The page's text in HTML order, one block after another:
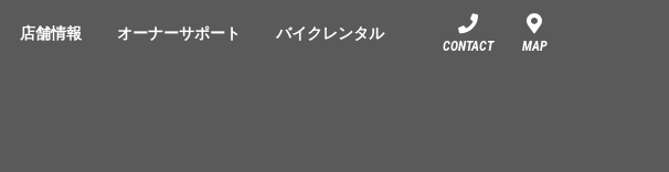
店舗情報 オーナーサポート バイクレンタル
CONTACT MAP